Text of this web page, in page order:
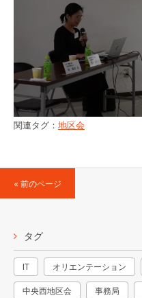
関連タグ： 地区会
« 前のページ
タグ
IT オリエンテーション
中央西地区会 事務局